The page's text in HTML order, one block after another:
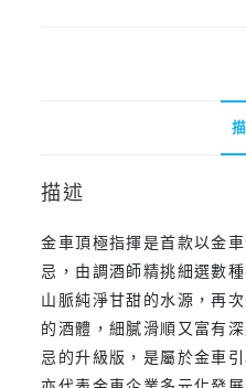
描述
金車頂極指揮是首款以金
忌，由調酒師精挑細選數
山脈純淨甘甜的水源，再
的酒體，細膩滑順又富有
忌的升級版，是屬於金車